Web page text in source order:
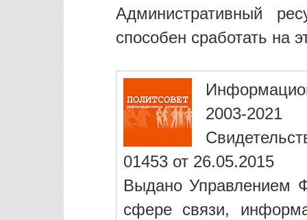
Административный
способен сработать на
2003-2021
01453 от 26.05.2015
Выдано Управлением
сфере связи,